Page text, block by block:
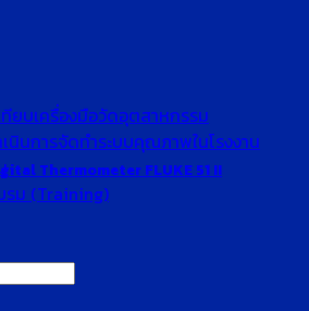
ยบเครื่องมือวัดอุตสาหกรรม
นินการจัดทำระบบคุณภาพในโรงงาน
รม (Training)
Thermometer FLUKE 51 II